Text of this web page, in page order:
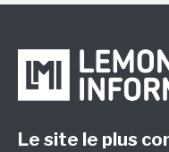
Le site le plus